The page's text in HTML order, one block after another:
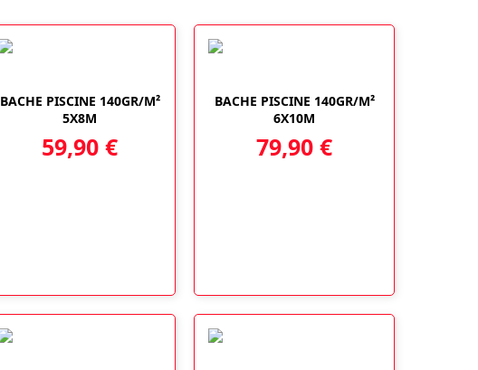
BACHE PISCINE 140GR/M²
5X8M
59,90 €
BACHE PISCINE 140GR/M²
6X10M
79,90 €